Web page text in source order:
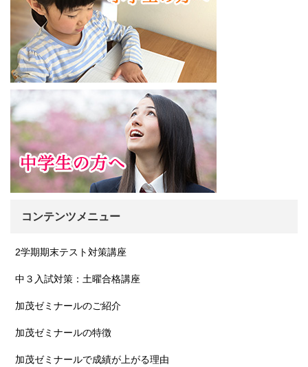
コンテンツメニュー
2学期期末テスト対策講座
中３入試対策：土曜合格講座
加茂ゼミナールのご紹介
加茂ゼミナールの特徴
加茂ゼミナールで成績が上がる理由